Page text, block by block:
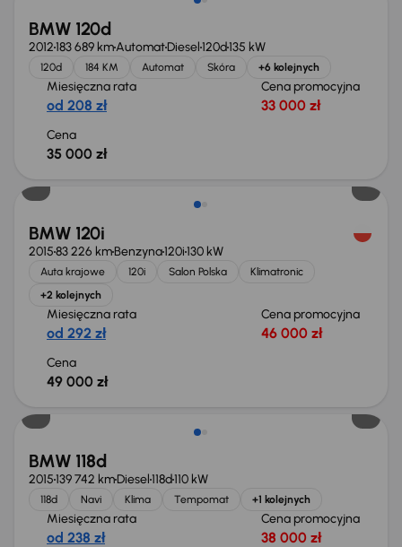
BMW 120d
2012183 689 kmAutomatDiesel120d135 kW
120d 184 KM Automat Skóra +6 kolejnych
Miesięczna rata
od 208 zł
Cena promocyjna
33 000 zł
Cena
35 000 zł
BMW 120i
201583 226 kmBenzyna120i130 kW
Auta krajowe 120i Salon Polska
Klimatronic
+2 kolejnych
Miesięczna rata
od 292 zł
Cena promocyjna
46 000 zł
Cena
49 000 zł
BMW 118d
2015139 742 kmDiesel118d110 kW
118d Navi Klima Tempomat +1 kolejnych
Miesięczna rata
od 238 zł
Cena promocyjna
38 000 zł